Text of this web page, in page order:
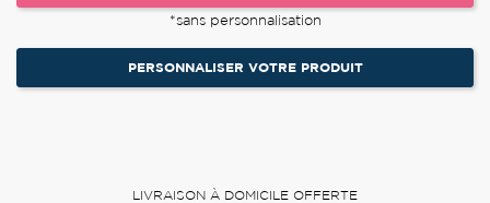
*sans personnalisation
PERSONNALISER VOTRE PRODUIT
LIVRAISON À DOMICILE OFFERTE